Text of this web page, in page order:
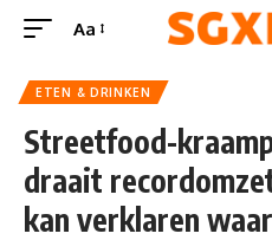
Aa
ETEN & DRINKEN
Streetfood-
draait
kan verklaren